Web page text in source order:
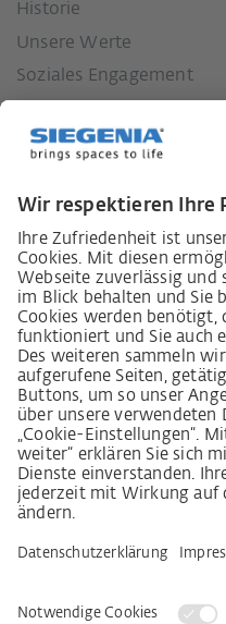
Historie
Unsere Werte
Soziales Engagement
Lieferantenkodex
LkSG-Merkblatt für
Grundsatzerklärung
Beschwerdeverfahren
Erklärung zur